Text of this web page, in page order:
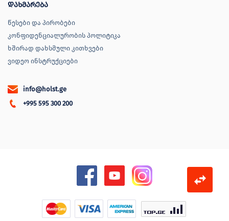
დახმარება
წესები და პირობები
კონფიდენციალურობის პოლიტიკა
ხშირად დახსმული კითხვები
ვიდეო ინსტრუქციები
info@holst.ge
+995 595 300 200